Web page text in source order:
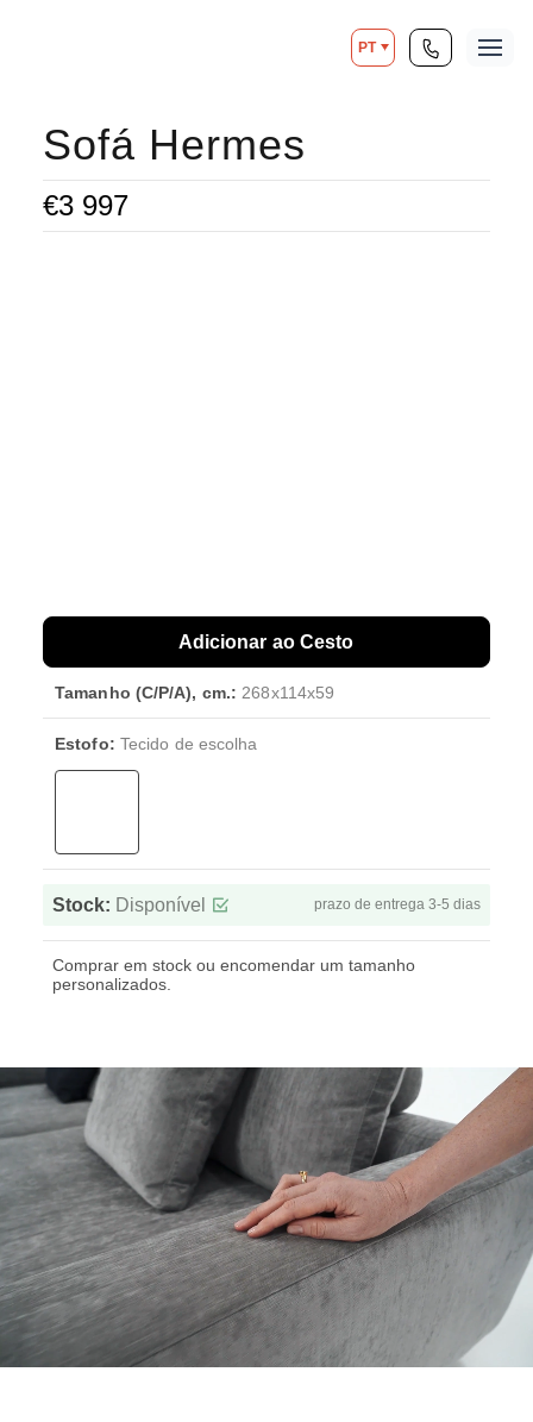
PT
Sofá Hermes
€3 997
Tamanho (C/P/A), cm.: 268x114x59
Estofo: Tecido de escolha
Stock: Disponível prazo de entrega 3-5 dias
Comprar em stock ou encomendar um tamanho
personalizados.
Adicionar ao Cesto